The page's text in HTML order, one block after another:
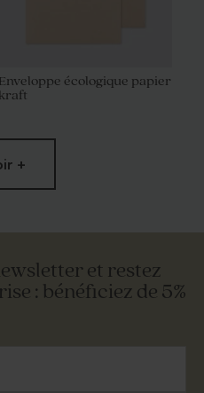
Enveloppe écologique papier
kraft
+
et restez
: bénéficiez de 5%